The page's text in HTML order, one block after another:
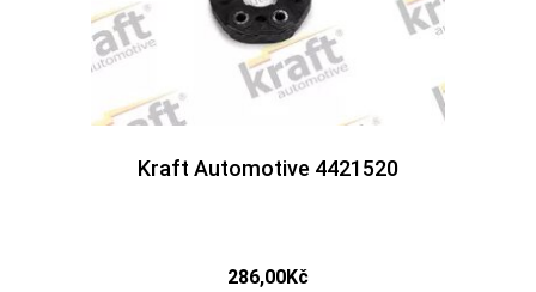
Kraft Automotive 4421520
286,00Kč